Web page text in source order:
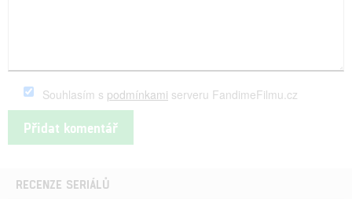
Souhlasím s podmínkami serveru FandimeFilmu.cz
RECENZE SERIÁLŮ